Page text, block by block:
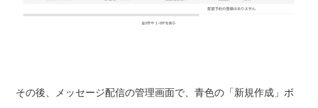
その後、メッセージ配信の管理画面で、青色の「新規作成」ボ